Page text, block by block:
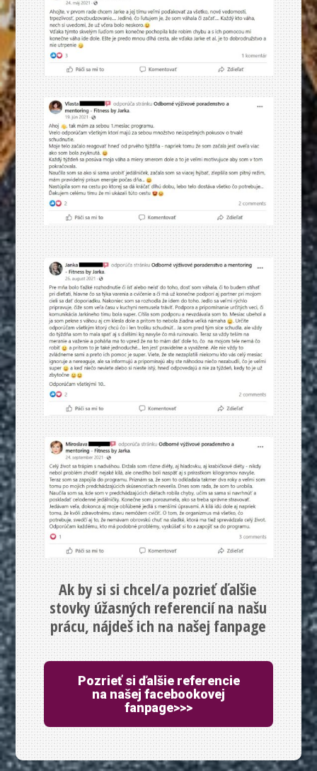
Ak by si si chcel/a pozrieť ďalšie
stovky úžasných referencií na našu
prácu, nájdeš ich na našej fanpage
Pozrieť si ďalšie referencie
na našej facebookovej
fanpage>>>